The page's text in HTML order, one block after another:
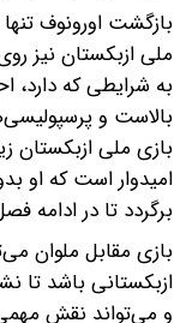
بازگشت اورونوف
ملی ازبکستان نیز
به شرایطی که دارد،
بالاست و
بازی ملی ازبکستان
امیدوار است که او
برگردد تا در ادامه
بازی مقابل ملوان
ازبکستانی باشد تا
و می‌تواند نقش مهمی